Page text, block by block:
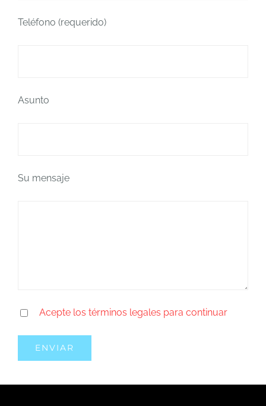
Teléfono (requerido)
Asunto
Su mensaje
Acepte los términos legales para continuar